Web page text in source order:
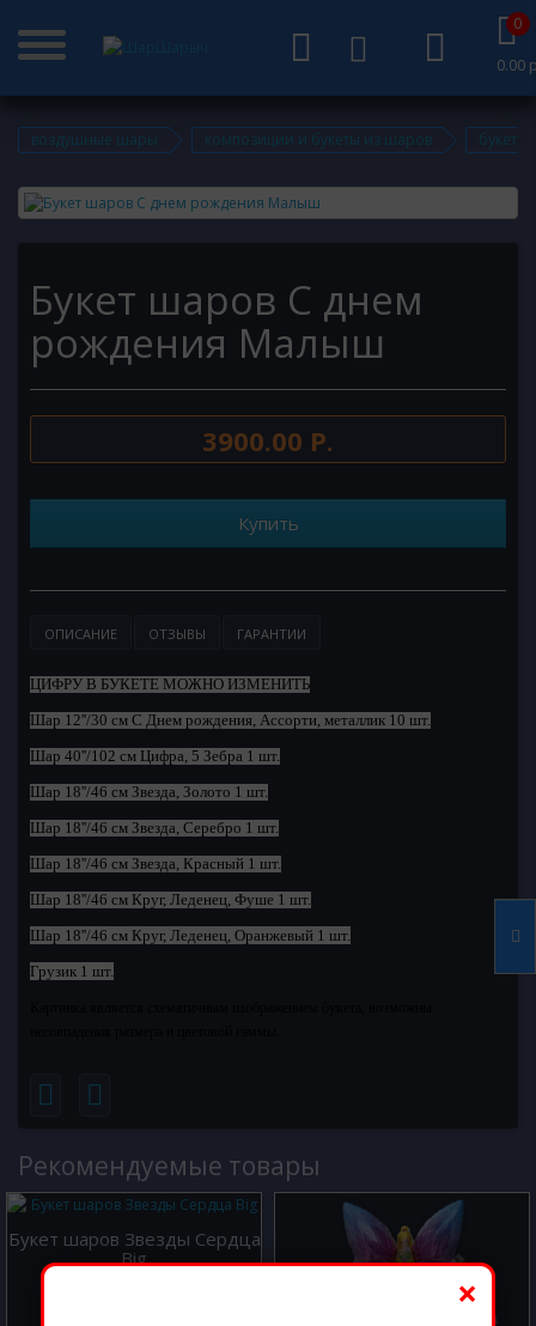
0
0.00
воздушные шары композиции и букеты из шаров букеты
Букет шаров С днем
рождения Малыш
3900.00 Р.
Купить
ОПИСАНИЕ ОТЗЫВЫ ГАРАНТИИ
ЦИФРУ В БУКЕТЕ МОЖНО ИЗМЕНИТЬ
Шар 12''/30 см С Днем рождения, Ассорти, металлик 10 шт.
Шар 40''/102 см Цифра, 5 Зебра 1 шт.
Шар 18''/46 см Звезда, Золото 1 шт.
Шар 18''/46 см Звезда, Серебро 1 шт.
Шар 18''/46 см Звезда, Красный 1 шт.
Шар 18''/46 см Круг, Леденец, Фуше 1 шт.
Шар 18''/46 см Круг, Леденец, Оранжевый 1 шт.
Грузик 1 шт.
Рекомендуемые товары
Букет шаров Звезды Сердца
Big
×